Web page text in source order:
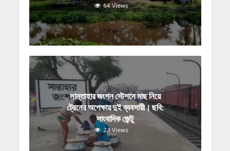
64 Views
সান্তাহার জংশন স্টেশনে মাছ নিয়ে
ট্রেনের অপেক্ষায় দুই ব্যবসায়ী। ছবি:
সাংবাদিক জেন্টু
23 Views